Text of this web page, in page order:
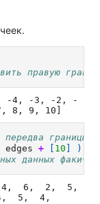
правую
-4, -3, -2, -
8, 9, 10]
передва границы
edges + 10 )
данных
6,  2,  5,
5,  4,